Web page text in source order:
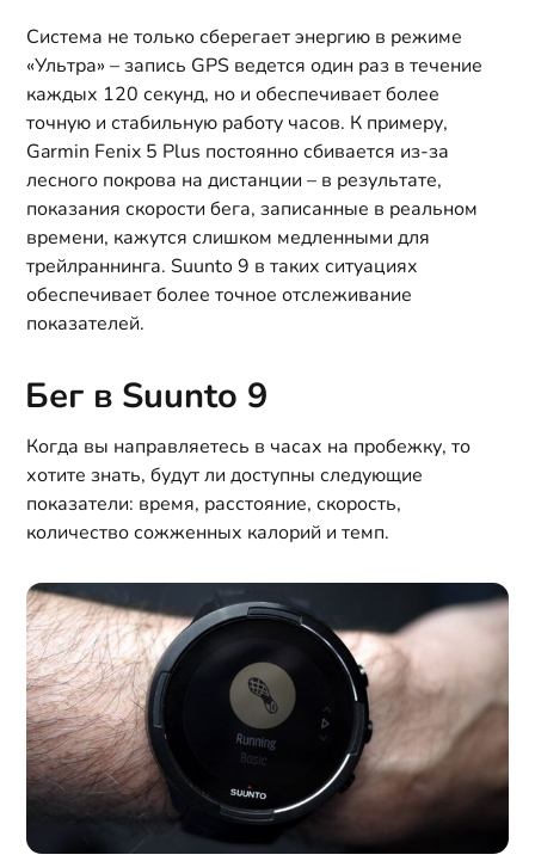
Система не только сберегает энергию в режиме
«Ультра» – запись GPS ведется один раз в течение
каждых 120 секунд, но и обеспечивает более
точную и стабильную работу часов. К примеру,
Garmin Fenix 5 Plus постоянно сбивается из-за
лесного покрова на дистанции – в результате,
показания скорости бега, записанные в реальном
времени, кажутся слишком медленными для
трейлраннинга. Suunto 9 в таких ситуациях
обеспечивает более точное отслеживание
показателей.
Бег в Suunto 9
Когда вы направляетесь в часах на пробежку, то
хотите знать, будут ли доступны следующие
показатели: время, расстояние, скорость,
количество сожженных калорий и темп.